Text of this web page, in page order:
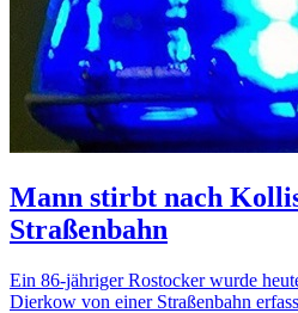
Mann stirbt nach
Straßenbahn
Ein 86-jähriger Rostocker wurde
Dierkow von einer Straßenbahn